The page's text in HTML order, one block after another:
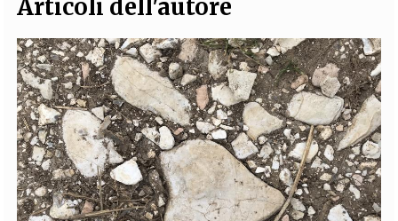
Articoli dell'autore